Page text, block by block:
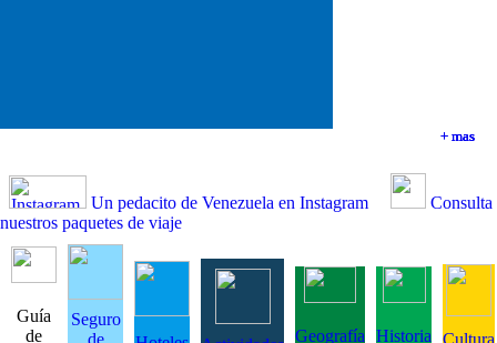
+ mas
+ mas
+ mas
+ mas
Un pedacito de Venezuela en Instagram
Consulta
nuestros paquetes de viaje
Guía
de
Seguro
de
Geografía Historia Cultura